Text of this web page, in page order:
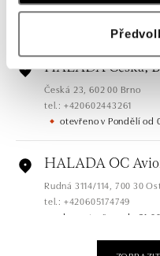
tel.: +420608028615
HALADA Česká,
Česká 23, 602 00 Brno
tel.: +420602443261
otevřeno v Pondělí od
HALADA OC
Rudná 3114/114, 700 30
tel.: +420605174749
dnes otevřeno do 21:00